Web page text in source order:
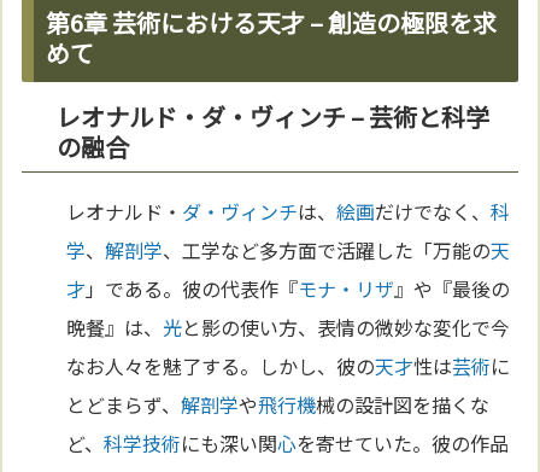
第6章 芸術における天才 – 創造の極限を求
めて
レオナルド・ダ・ヴィンチ – 芸術と科学
の融合
レオナルド・ ダ・ヴィンチは、絵画だけでなく、科
学、解剖学、工学など多方面で活躍した「万能の天
才 」である。彼の代表作『モナ・リザ』や『最後の
晩餐』は、 光と影の使い方、表情の微妙な変化で今
なお人々を魅了する。しかし、彼の天才性は芸術に
とどまらず、解剖学や飛行機械の設計図を描くな
ど、科学技術にも深い関心を寄せていた。彼の作品